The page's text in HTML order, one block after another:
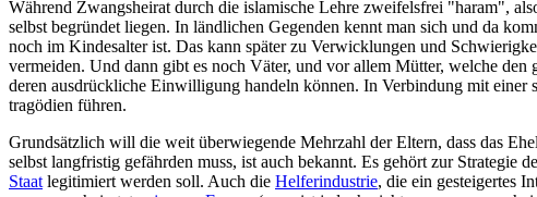
Während Zwangsheirat durch die islamische Lehre zweifelsfrei "haram",
selbst begründet liegen. In ländlichen Gegenden kennt man sich und da
noch im Kindesalter ist. Das kann später zu Verwicklungen und
vermeiden. Und dann gibt es noch Väter, und vor allem Mütter, welche
deren ausdrückliche Einwilligung handeln können. In Verbindung mit
tragödien führen.
Grundsätzlich will die weit überwiegende Mehrzahl der Eltern, dass das
selbst langfristig gefährden muss, ist auch bekannt. Es gehört zur Strategie
Staat legitimiert werden soll. Auch die Helferindustrie, die ein gesteigertes